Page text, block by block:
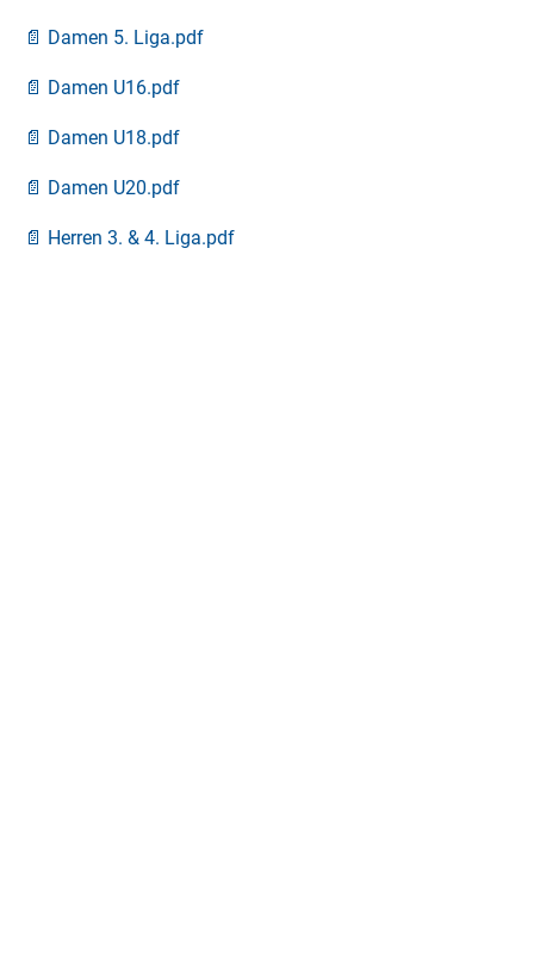
📄 Damen 5. Liga.pdf
📄 Damen U16.pdf
📄 Damen U18.pdf
📄 Damen U20.pdf
📄 Herren 3. & 4. Liga.pdf